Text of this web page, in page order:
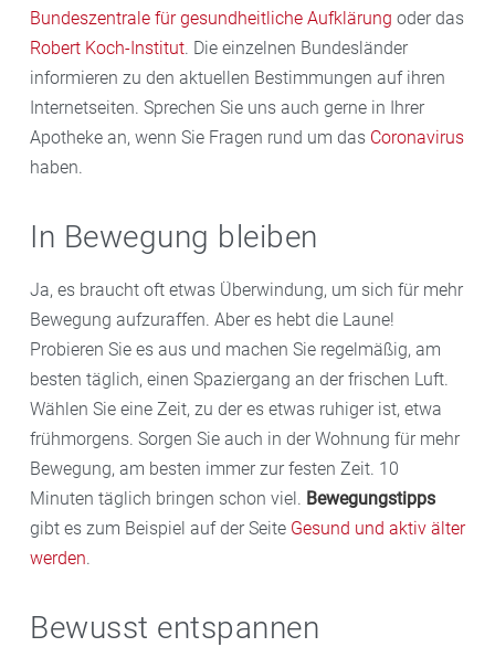
Bundeszentrale für gesundheitliche Aufklärung oder das
Robert Koch-Institut. Die einzelnen Bundesländer
informieren zu den aktuellen Bestimmungen auf ihren
Internetseiten. Sprechen Sie uns auch gerne in Ihrer
Apotheke an, wenn Sie Fragen rund um das Coronavirus
haben.
In Bewegung bleiben
Ja, es braucht oft etwas Überwindung, um sich für mehr
Bewegung aufzuraffen. Aber es hebt die Laune!
Probieren Sie es aus und machen Sie regelmäßig, am
besten täglich, einen Spaziergang an der frischen Luft.
Wählen Sie eine Zeit, zu der es etwas ruhiger ist, etwa
frühmorgens. Sorgen Sie auch in der Wohnung für mehr
Bewegung, am besten immer zur festen Zeit. 10
Minuten täglich bringen schon viel. Bewegungstipps
gibt es zum Beispiel auf der Seite Gesund und aktiv älter
werden.
Bewusst entspannen